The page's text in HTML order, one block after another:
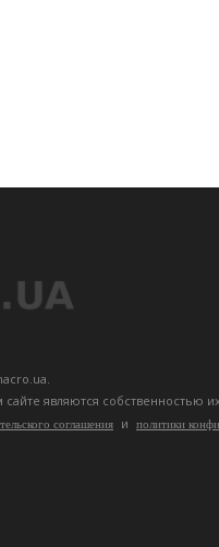
являются собственностью
соглашения и политики